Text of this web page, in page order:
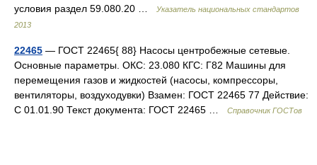
условия раздел 59.080.20 …
Указатель национальных стандартов
2013
22465 — ГОСТ 22465{ 88} Насосы центробежные сетевые.
Основные параметры. ОКС: 23.080 КГС: Г82 Машины для
перемещения газов и жидкостей (насосы, компрессоры,
вентиляторы, воздуходувки) Взамен: ГОСТ 22465 77 Действие:
С 01.01.90 Текст документа: ГОСТ 22465 …
Справочник ГОСТов